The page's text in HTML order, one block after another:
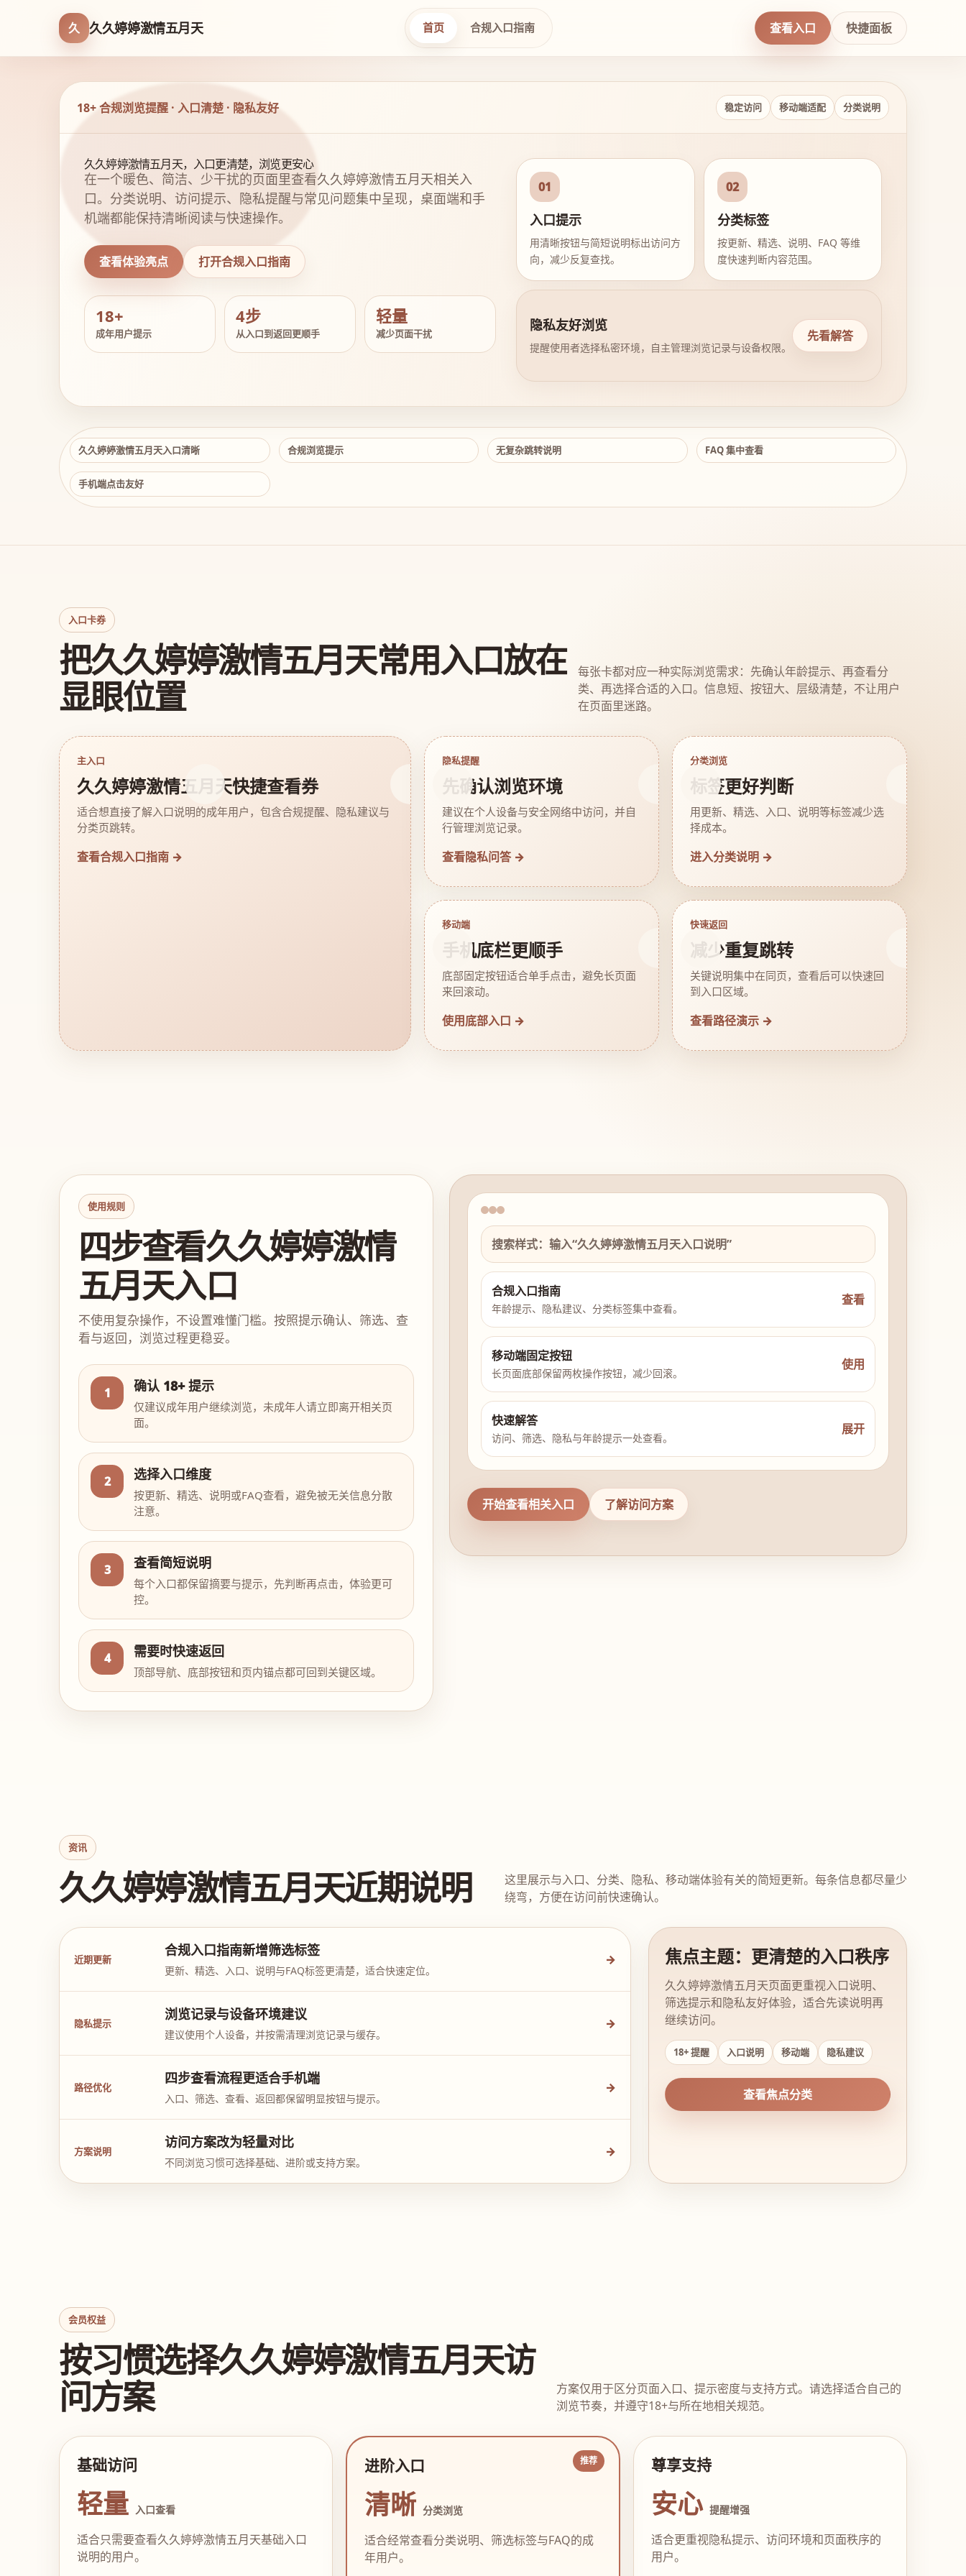
久 久久婷婷激情五月天 首页 合规入口指南 查看入口 快捷面板
18+ 合规浏览提醒 · 入口清楚 · 隐私友好 稳定访问 移动端适配 分类说明
久久婷婷激情五月天，入口更清楚，浏览更安心
在一个暖色、简洁、少干扰的页面里查看久久婷婷激情五月天相关入
口。分类说明、访问提示、隐私提醒与常见问题集中呈现，桌面端和手
机端都能保持清晰阅读与快速操作。
查看体验亮点 打开合规入口指南
18+
成年用户提示
4步
从入口到返回更顺手
轻量
减少页面干扰
01
入口提示
用清晰按钮与简短说明标出访问方
向，减少反复查找。
02
分类标签
按更新、精选、说明、FAQ 等维
度快速判断内容范围。
隐私友好浏览
提醒使用者选择私密环境，自主管理浏览记录与设备权限。
先看解答
久久婷婷激情五月天入口清晰 合规浏览提示 无复杂跳转说明 FAQ 集中查看
手机端点击友好
入口卡券
把久久婷婷激情五月天常用入口放在
显眼位置
每张卡都对应一种实际浏览需求：先确认年龄提示、再查看分
类、再选择合适的入口。信息短、按钮大、层级清楚，不让用户
在页面里迷路。
主入口
久久婷婷激情五月天快捷查看券
适合想直接了解入口说明的成年用户，包含合规提醒、隐私建议与
分类页跳转。
查看合规入口指南 →
隐私提醒
先确认浏览环境
建议在个人设备与安全网络中访问，并自
行管理浏览记录。
查看隐私问答 →
分类浏览
标签更好判断
用更新、精选、入口、说明等标签减少选
择成本。
进入分类说明 →
移动端
手机底栏更顺手
底部固定按钮适合单手点击，避免长页面
来回滚动。
使用底部入口 →
快速返回
减少重复跳转
关键说明集中在同页，查看后可以快速回
到入口区域。
查看路径演示 →
使用规则
四步查看久久婷婷激情
五月天入口
不使用复杂操作，不设置难懂门槛。按照提示确认、筛选、查
看与返回，浏览过程更稳妥。
1 确认 18+ 提示
仅建议成年用户继续浏览，未成年人请立即离开相关页
面。
2 选择入口维度
按更新、精选、说明或FAQ查看，避免被无关信息分散
注意。
3 查看简短说明
每个入口都保留摘要与提示，先判断再点击，体验更可
控。
4 需要时快速返回
顶部导航、底部按钮和页内锚点都可回到关键区域。
搜索样式：输入“久久婷婷激情五月天入口说明”
合规入口指南
年龄提示、隐私建议、分类标签集中查看。
查看
移动端固定按钮
长页面底部保留两枚操作按钮，减少回滚。
使用
快速解答
访问、筛选、隐私与年龄提示一处查看。
展开
开始查看相关入口 了解访问方案
资讯
久久婷婷激情五月天近期说明
这里展示与入口、分类、隐私、移动端体验有关的简短更新。每条信息都尽量少
绕弯，方便在访问前快速确认。
近期更新
合规入口指南新增筛选标签
更新、精选、入口、说明与FAQ标签更清楚，适合快速定位。
→
隐私提示
浏览记录与设备环境建议
建议使用个人设备，并按需清理浏览记录与缓存。
→
路径优化
四步查看流程更适合手机端
入口、筛选、查看、返回都保留明显按钮与提示。
→
方案说明
访问方案改为轻量对比
不同浏览习惯可选择基础、进阶或支持方案。
→
焦点主题：更清楚的入口秩序
久久婷婷激情五月天页面更重视入口说明、
筛选提示和隐私友好体验，适合先读说明再
继续访问。
18+ 提醒 入口说明 移动端 隐私建议
查看焦点分类
会员权益
按习惯选择久久婷婷激情五月天访
问方案
方案仅用于区分页面入口、提示密度与支持方式。请选择适合自己的
浏览节奏，并遵守18+与所在地相关规范。
基础访问
轻量 入口查看
适合只需要查看久久婷婷激情五月天基础入口
说明的用户。
进阶入口
清晰分类浏览
适合经常查看分类说明、筛选标签与FAQ的成
年用户。
尊享支持
安心 提醒增强
适合更重视隐私提示、访问环境和页面秩序的
用户。